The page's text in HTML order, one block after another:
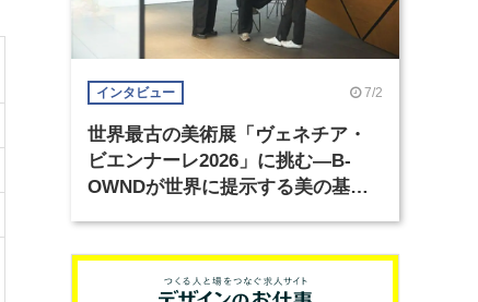
インタビュー 7/2
世界最古の美術展「ヴェネチア・
ビエンナーレ2026」に挑む―B-
OWNDが世界に提示する美の基準